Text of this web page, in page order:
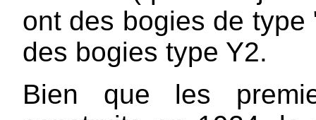
ont des bogies de
des bogies type Y2.
Bien que les